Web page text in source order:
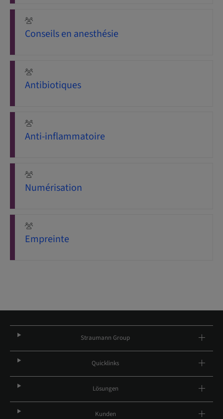
Conseils en anesthésie
Antibiotiques
Anti-inflammatoire
Numérisation
Empreinte
Straumann Group
Quicklinks
Lösungen
Kunden